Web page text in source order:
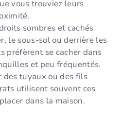
vous trouviez leurs
sombres et cachés
le sous-sol ou derrière les
préfèrent se cacher dans
et peu fréquentés.
des tuyaux ou des fils
utilisent souvent ces
dans la maison.